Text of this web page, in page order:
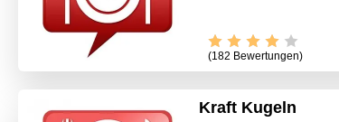
(182 Bewertungen)
Kraft Kugeln